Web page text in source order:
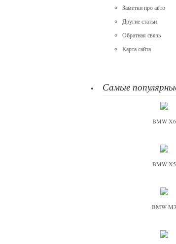
Заметки про авто
Другие статьи
Обратная связь
Карта сайта
Самые
BMW X6
BMW X5
BMW M3